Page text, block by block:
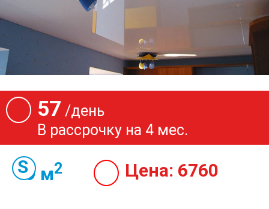
57 /день
В рассрочку на 4 мес.
9 м2 Цена: 6760